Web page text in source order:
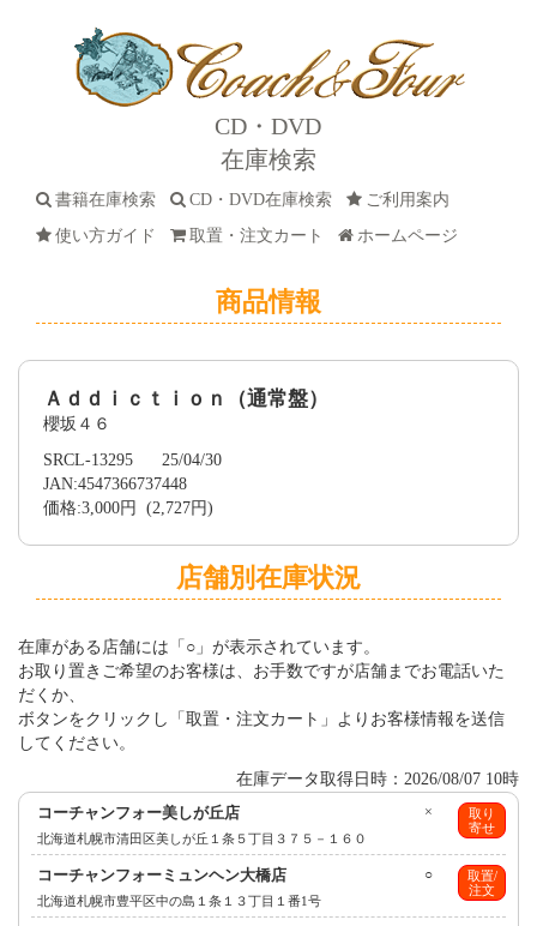
CD・DVD
在庫検索
書籍在庫検索 CD・DVD在庫検索
ご利用案内
使い方ガイド
取置・注文カート ホームページ
商品情報
Ａｄｄｉｃｔｉｏｎ（通常盤）
櫻坂４６
SRCL-13295 25/04/30
JAN:4547366737448
価格:3,000円 (2,727円)
店舗別在庫状況
在庫がある店舗には「○」が表示されています。
お取り置きご希望のお客様は、お手数ですが店舗までお電話いた
だくか、
ボタンをクリックし「取置・注文カート」よりお客様情報を送信
してください。
在庫データ取得日時：2026/08/07 10時
取り
寄せ
×
コーチャンフォー美しが丘店
北海道札幌市清田区美しが丘１条５丁目３７５－１６０
取置/
注文
○
コーチャンフォーミュンヘン大橋店
北海道札幌市豊平区中の島１条１３丁目１番1号